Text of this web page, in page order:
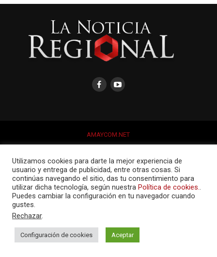
AMAYCOM.NET
Utilizamos cookies para darte la mejor experiencia de
usuario y entrega de publicidad, entre otras cosas. Si
continúas navegando el sitio, das tu consentimiento para
utilizar dicha tecnología, según nuestra Política de cookies..
Puedes cambiar la configuración en tu navegador cuando
gustes.
Rechazar.
Configuración de cookies Aceptar